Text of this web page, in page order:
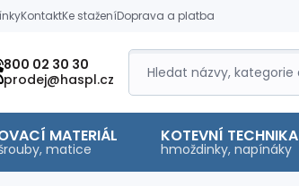
KontaktKe staženíDoprava a platba
800 02 30 30
prodej@haspl.cz
MATERIÁL
matice
KOTEVNÍ TECHNIKA
hmoždinky, napínáky